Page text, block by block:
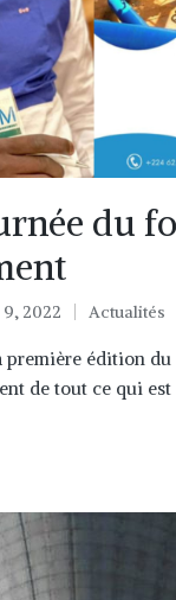
du
2022 Actualités
édition du
de tout ce qui